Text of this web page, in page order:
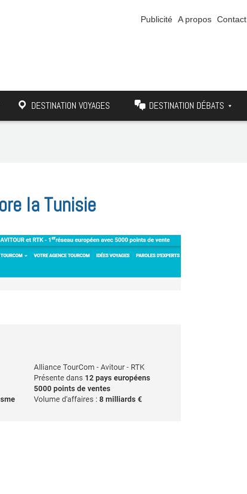
Publicité A propos Contact
DESTINATION VOYAGES DESTINATION DÉBATS
la Tunisie